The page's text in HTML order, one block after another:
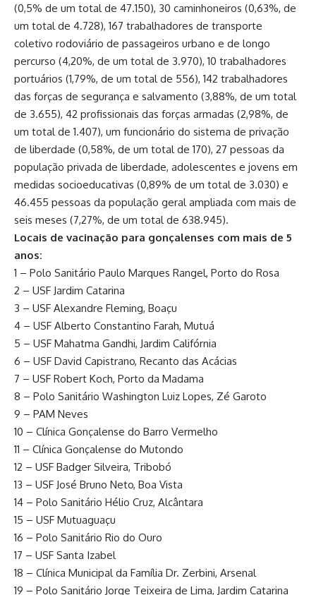
(0,5% de um total de 47.150), 30 caminhoneiros (0,63%, de
um total de 4.728), 167 trabalhadores de transporte
coletivo rodoviário de passageiros urbano e de longo
percurso (4,20%, de um total de 3.970), 10 trabalhadores
portuários (1,79%, de um total de 556), 142 trabalhadores
das forças de segurança e salvamento (3,88%, de um total
de 3.655), 42 profissionais das forças armadas (2,98%, de
um total de 1.407), um funcionário do sistema de privação
de liberdade (0,58%, de um total de 170), 27 pessoas da
população privada de liberdade, adolescentes e jovens em
medidas socioeducativas (0,89% de um total de 3.030) e
46.455 pessoas da população geral ampliada com mais de
seis meses (7,27%, de um total de 638.945).
Locais de vacinação para gonçalenses com mais de 5
anos:
1 – Polo Sanitário Paulo Marques Rangel, Porto do Rosa
2 – USF Jardim Catarina
3 – USF Alexandre Fleming, Boaçu
4 – USF Alberto Constantino Farah, Mutuá
5 – USF Mahatma Gandhi, Jardim Califórnia
6 – USF David Capistrano, Recanto das Acácias
7 – USF Robert Koch, Porto da Madama
8 – Polo Sanitário Washington Luiz Lopes, Zé Garoto
9 – PAM Neves
10 – Clínica Gonçalense do Barro Vermelho
11 – Clínica Gonçalense do Mutondo
12 – USF Badger Silveira, Tribobó
13 – USF José Bruno Neto, Boa Vista
14 – Polo Sanitário Hélio Cruz, Alcântara
15 – USF Mutuaguaçu
16 – Polo Sanitário Rio do Ouro
17 – USF Santa Izabel
18 – Clínica Municipal da Família Dr. Zerbini, Arsenal
19 – Polo Sanitário Jorge Teixeira de Lima, Jardim Catarina